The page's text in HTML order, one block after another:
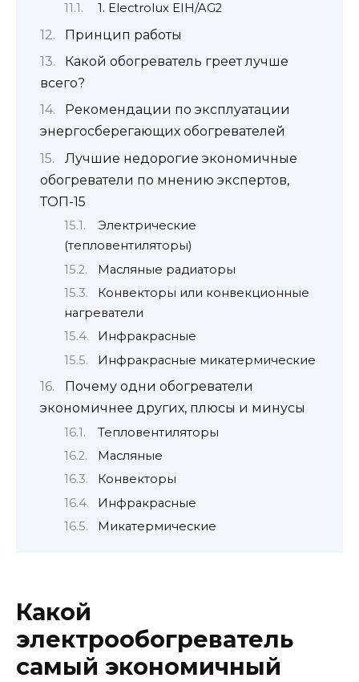
1. Electrolux EIH/AG2
Принцип работы
Какой обогреватель греет лучше
всего?
Рекомендации по эксплуатации
энергосберегающих обогревателей
Лучшие недорогие экономичные
обогреватели по мнению экспертов,
ТОП-15
Электрические
(тепловентиляторы)
Масляные радиаторы
Конвекторы или конвекционные
нагреватели
Инфракрасные
Инфракрасные микатермические
Почему одни обогреватели
экономичнее других, плюсы и минусы
Тепловентиляторы
Масляные
Конвекторы
Инфракрасные
Микатермические
Какой
электрообогреватель
самый экономичный